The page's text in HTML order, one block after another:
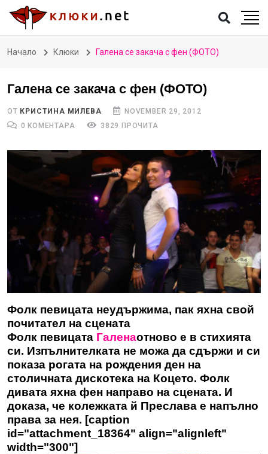
Начало Клюки Галена се закача с фен (ФОТО)
Галена се закача с фен (ФОТО)
ОТ КРИСТИНА МИЛЕВА
NOVEMBER 29, 2012
0 КОМЕНТАРА
3829 ПРОЧИТА
Фолк певицата неудържима, пак яхна свой
почитател на сцената
Фолк певицата Галенаотново е в стихията
си. Изпълнителката не можа да сдържи и си
показа рогата на рождения ден на
столичната дискотека на Коцето. Фолк
дивата яхна фен направо на сцената. И
доказа, че колежката й Преслава е напълно
права за нея. [caption
id="attachment_18364" align="alignleft"
width="300"]